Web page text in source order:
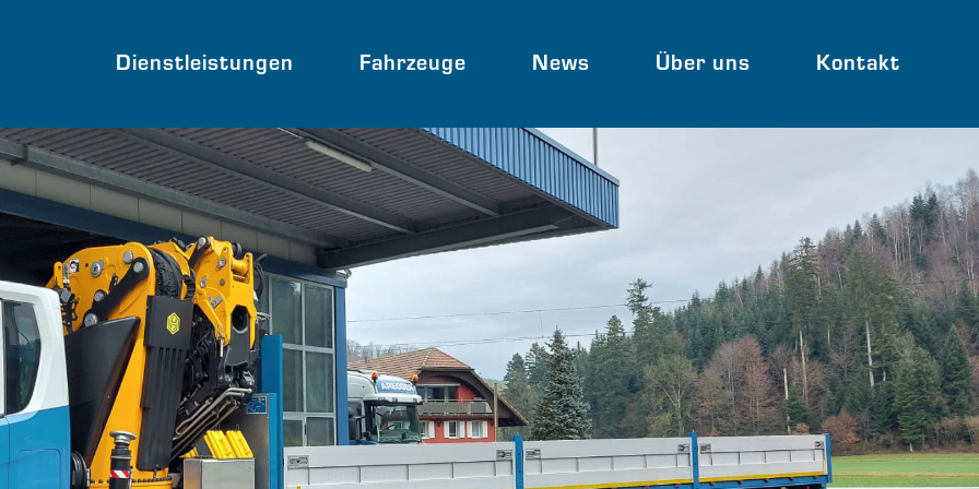
Dienstleistungen Fahrzeuge News Über uns Kontakt